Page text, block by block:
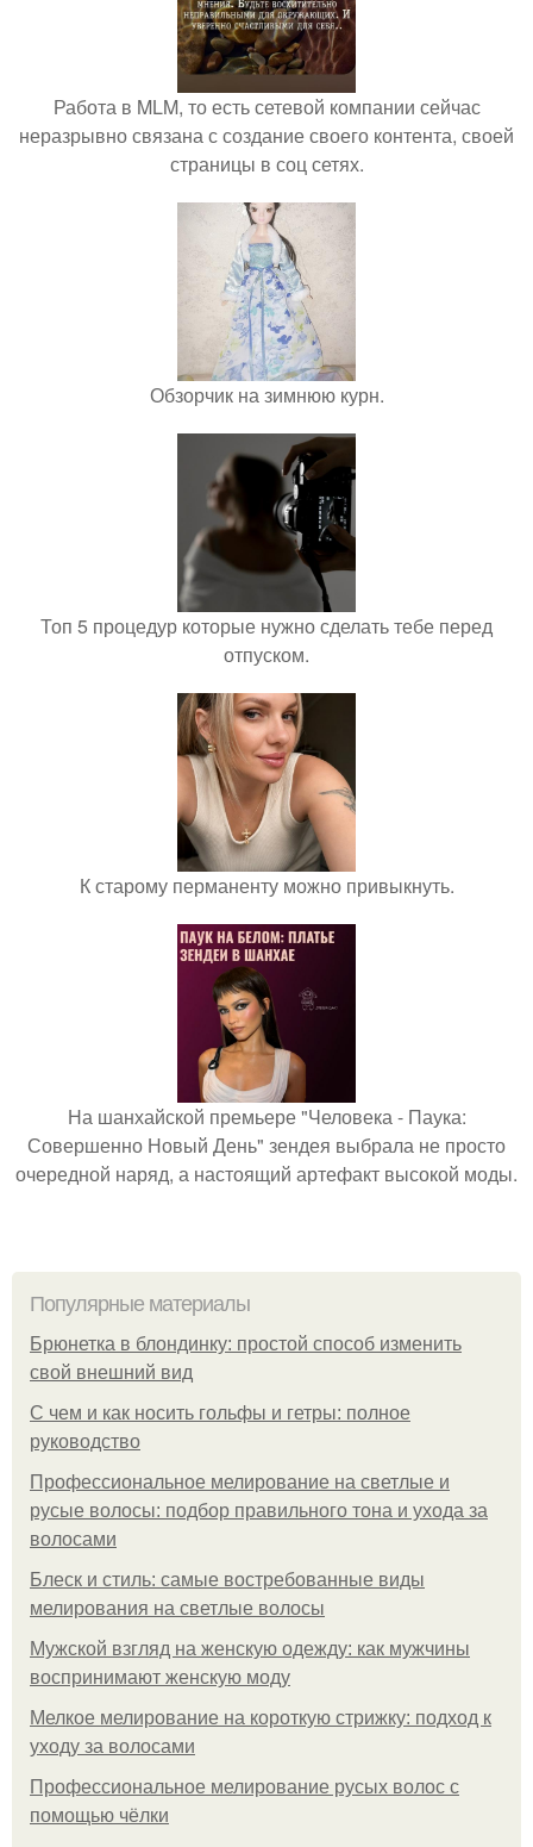
Работа в MLM, то есть сетевой компании сейчас
неразрывно связана с создание своего контента, своей
страницы в соц сетях.
Обзорчик на зимнюю курн.
Топ 5 процедур которые нужно сделать тебе перед
отпуском.
К старому перманенту можно привыкнуть.
На шанхайской премьере "Человека - Паука:
Совершенно Новый День" зендея выбрала не просто
очередной наряд, а настоящий артефакт высокой моды.
Популярные материалы
Брюнетка в блондинку: простой способ изменить
свой внешний вид
С чем и как носить гольфы и гетры: полное
руководство
Профессиональное мелирование на светлые и
русые волосы: подбор правильного тона и ухода за
волосами
Блеск и стиль: самые востребованные виды
мелирования на светлые волосы
Мужской взгляд на женскую одежду: как мужчины
воспринимают женскую моду
Мелкое мелирование на короткую стрижку: подход к
уходу за волосами
Профессиональное мелирование русых волос с
помощью чёлки